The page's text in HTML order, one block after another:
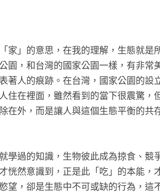
家」的意思，在我的理解，生態就
園，和台灣的國家公園一樣，有非常
著人的痕跡。在台灣，國家公園的設
住在裡面，雖然看到的當下很震驚，
在外，而是讓人與這個生態平衡的
學過的知識，生物彼此成為掠食、競
恍然意識到，正是此「吃」的本能，
望，卻是生態中不可或缺的行為，這